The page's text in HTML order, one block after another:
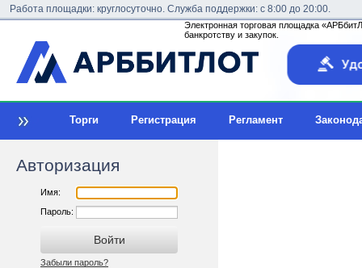
Работа площадки: круглосуточно. Служба поддержки: с 8:00 до 20:00.
Электронная торговая площадка
банкротству и закупок.
Торги Регистрация Регламент
Авторизация
Имя:
Пароль:
Забыли пароль?